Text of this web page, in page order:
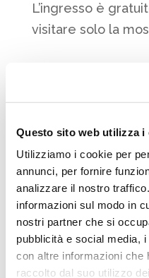
Questo sito web utilizza i
Utilizziamo i cookie per
annunci, per fornire
analizzare il nostro
informazioni sul modo in
nostri partner che si
pubblicità e social media,
con altre informazioni che
raccolto dal suo utilizzo
L’ingresso è
visitare solo la
Ti potrebbe